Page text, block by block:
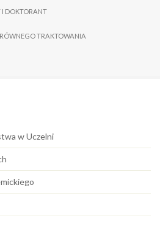
I DOKTORANT
TRAKTOWANIA
w Uczelni